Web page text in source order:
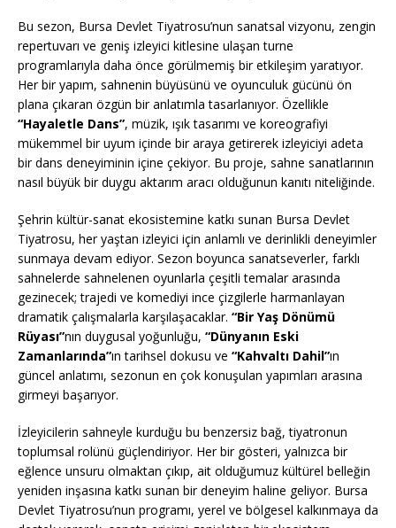
Bu sezon, Bursa Devlet Tiyatrosu’nun sanatsal vizyonu, zengin
repertuvarı ve geniş izleyici kitlesine ulaşan turne
programlarıyla daha önce görülmemiş bir etkileşim yaratıyor.
Her bir yapım, sahnenin büyüsünü ve oyunculuk gücünü ön
plana çıkaran özgün bir anlatımla tasarlanıyor. Özellikle
“Hayaletle Dans”, müzik, ışık tasarımı ve koreografiyi
mükemmel bir uyum içinde bir araya getirerek izleyiciyi adeta
bir dans deneyiminin içine çekiyor. Bu proje, sahne sanatlarının
nasıl büyük bir duygu aktarım aracı olduğunun kanıtı niteliğinde.
Şehrin kültür-sanat ekosistemine katkı sunan Bursa Devlet
Tiyatrosu, her yaştan izleyici için anlamlı ve derinlikli deneyimler
sunmaya devam ediyor. Sezon boyunca sanatseverler, farklı
sahnelerde sahnelenen oyunlarla çeşitli temalar arasında
gezinecek; trajedi ve komediyi ince çizgilerle harmanlayan
dramatik çalışmalarla karşılaşacaklar. “Bir Yaş Dönümü
Rüyası”nın duygusal yoğunluğu, “Dünyanın Eski
Zamanlarında”ın tarihsel dokusu ve “Kahvaltı Dahil”ın
güncel anlatımı, sezonun en çok konuşulan yapımları arasına
girmeyi başarıyor.
İzleyicilerin sahneyle kurduğu bu benzersiz bağ, tiyatronun
toplumsal rolünü güçlendiriyor. Her bir gösteri, yalnızca bir
eğlence unsuru olmaktan çıkıp, ait olduğumuz kültürel belleğin
yeniden inşasına katkı sunan bir deneyim haline geliyor. Bursa
Devlet Tiyatrosu’nun programı, yerel ve bölgesel kalkınmaya da